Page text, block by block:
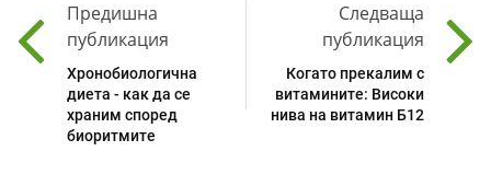
Предишна
публикация
Хронобиологична
диета - как да се
храним според
биоритмите
Следваща
публикация
Когато прекалим с
витамините: Високи
нива на витамин Б12